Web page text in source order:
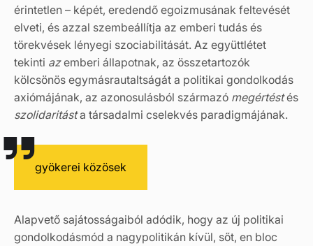
érintetlen – képét, eredendő egoizmusának feltevését
elveti, és azzal szembeállítja az emberi tudás és
törekvések lényegi szociabilitását. Az együttlétet
tekinti azemberi állapotnak, az összetartozók
kölcsönös egymásrautaltságát a politikai gondolkodás
axiómájának, az azonosulásból származó megértéstés
szolidaritásta társadalmi cselekvés paradigmájának.
gyökerei közösek
Alapvető sajátosságaiból adódik, hogy az új politikai
gondolkodásmód a nagypolitikán kívül, sőt, en bloc